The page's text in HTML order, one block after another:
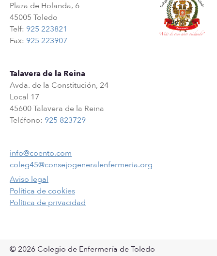
Plaza de Holanda, 6
45005 Toledo
Telf: 925 223821
Fax: 925 223907
Talavera de la Reina
Avda. de la Constitución, 24
Local 17
45600 Talavera de la Reina
Teléfono: 925 823729
info@coento.com
coleg45@consejogeneralenfermeria.org
Aviso legal
Política de cookies
Política de privacidad
© 2026 Colegio de Enfermería de Toledo